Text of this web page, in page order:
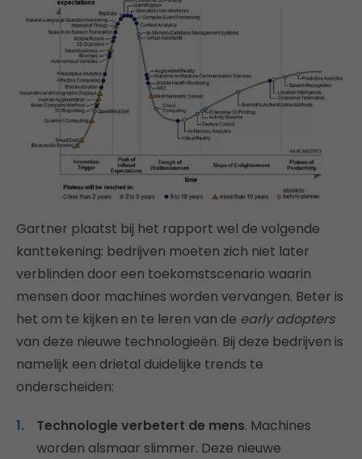
Gartner plaatst bij het rapport wel de volgende
kanttekening: bedrijven moeten zich niet later
verblinden door een toekomstscenario waarin
mensen door machines worden vervangen. Beter is
het om te kijken en te leren van de early adopters
van deze nieuwe technologieën. Bij deze bedrijven is
namelijk een drietal duidelijke trends te
onderscheiden:
Technologie verbetert de mens. Machines
worden alsmaar slimmer. Deze nieuwe